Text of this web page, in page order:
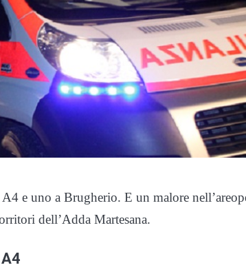
e uno a Brugherio. E un malore
dell’Adda Martesana.